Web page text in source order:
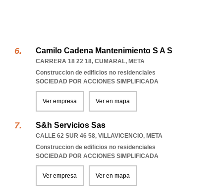
Camilo Cadena Mantenimiento S A S
CARRERA 18 22 18, CUMARAL, META
Construccion de edificios no residenciales
SOCIEDAD POR ACCIONES SIMPLIFICADA
Ver empresa Ver en mapa
S&h Servicios Sas
CALLE 62 SUR 46 58, VILLAVICENCIO, META
Construccion de edificios no residenciales
SOCIEDAD POR ACCIONES SIMPLIFICADA
Ver empresa Ver en mapa